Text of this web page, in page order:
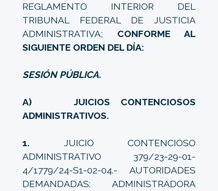
REGLAMENTO INTERIOR DEL
TRIBUNAL FEDERAL DE JUSTICIA
ADMINISTRATIVA; CONFORME AL
SIGUIENTE ORDEN DEL DÍA:
SESIÓN PÚBLICA.
A) JUICIOS CONTENCIOSOS
ADMINISTRATIVOS.
1. JUICIO CONTENCIOSO
ADMINISTRATIVO 379/23-29-01-
4/1779/24-S1-02-04.- AUTORIDADES
DEMANDADAS: ADMINISTRADORA